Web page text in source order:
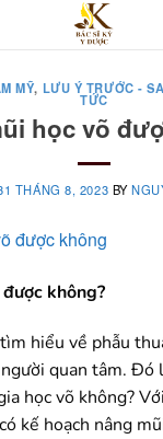
MỸ, LƯU Ý TRƯỚC -
TỨC
học võ
THÁNG 8, 2023 BY
không?
hiểu về phẫu
quan tâm. Đó
học võ không?
kế hoạch nâng